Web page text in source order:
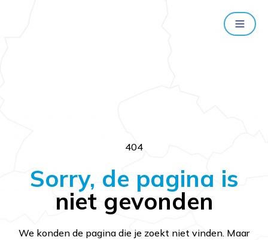
404
Sorry, de pagina is
niet gevonden
We konden de pagina die je zoekt niet vinden. Maar